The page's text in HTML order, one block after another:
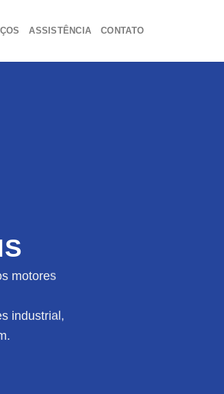
ASSISTÊNCIA CONTATO
motores
industrial,